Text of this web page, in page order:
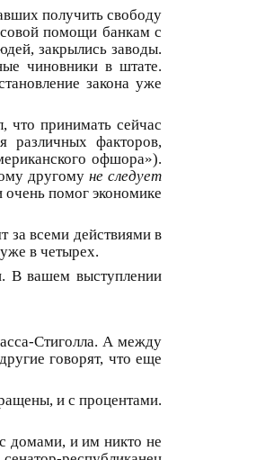
получить свободу
помощи банкам с
закрылись заводы.
чиновники в штате.
закона уже
что принимать сейчас
различных факторов,
офшора»).
другому не следует
помог экономике
за всеми действиями в
в четырех.
В вашем выступлении
Стиголла. А между
говорят, что еще
и с процентами.
домами, и им никто не